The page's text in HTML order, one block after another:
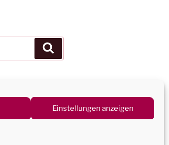
Einstellungen anzeigen